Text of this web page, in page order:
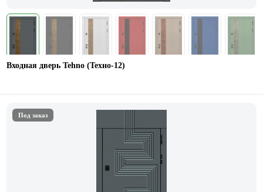
Входная дверь Tehno (Техно-12)
Под заказ